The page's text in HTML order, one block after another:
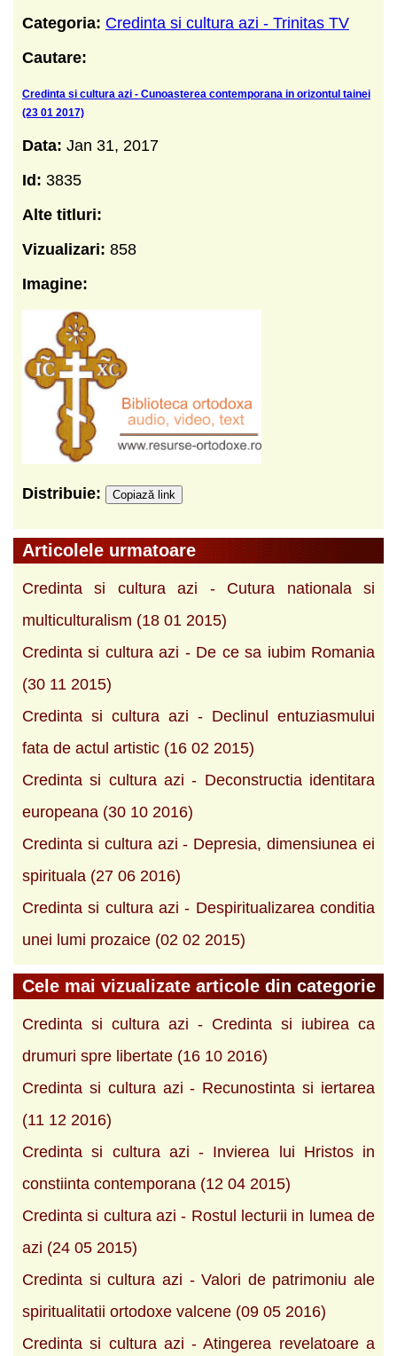
Categoria: Credinta si cultura azi - Trinitas TV
Cautare:
Credinta si cultura azi - Cunoasterea contemporana in orizontul tainei
(23 01 2017)
Data: Jan 31, 2017
Id: 3835
Alte titluri:
Vizualizari: 858
Imagine:
Distribuie: Copiază link
Articolele urmatoare
Credinta si cultura azi - Cutura nationala si
multiculturalism (18 01 2015)
Credinta si cultura azi - De ce sa iubim Romania
(30 11 2015)
Credinta si cultura azi - Declinul entuziasmului
fata de actul artistic (16 02 2015)
Credinta si cultura azi - Deconstructia identitara
europeana (30 10 2016)
Credinta si cultura azi - Depresia, dimensiunea ei
spirituala (27 06 2016)
Credinta si cultura azi - Despiritualizarea conditia
unei lumi prozaice (02 02 2015)
Cele mai vizualizate articole din categorie
Credinta si cultura azi - Credinta si iubirea ca
drumuri spre libertate (16 10 2016)
Credinta si cultura azi - Recunostinta si iertarea
(11 12 2016)
Credinta si cultura azi - Invierea lui Hristos in
constiinta contemporana (12 04 2015)
Credinta si cultura azi - Rostul lecturii in lumea de
azi (24 05 2015)
Credinta si cultura azi - Valori de patrimoniu ale
spiritualitatii ortodoxe valcene (09 05 2016)
Credinta si cultura azi - Atingerea revelatoare a